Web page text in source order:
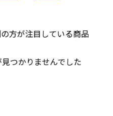
方が注目している商品
つかりませんでした